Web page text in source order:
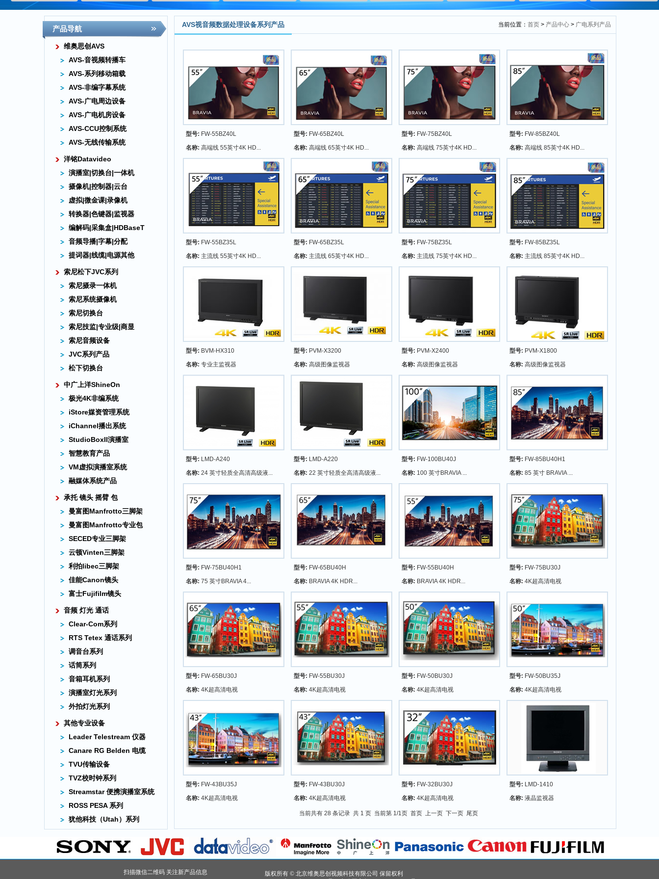
产品导航
维奥思创AVS
AVS-音视频转播车
AVS-系列移动箱载
AVS-非编字幕系统
AVS-广电周边设备
AVS-广电机房设备
AVS-CCU控制系统
AVS-无线传输系统
洋铭Datavideo
演播室|切换台|一体机
摄像机|控制器|云台
虚拟|微金课|录像机
转换器|色键器|监视器
编解码|采集盒|HDBaseT
音频导播|字幕|分配
提词器|线缆|电源其他
索尼松下JVC系列
索尼摄录一体机
索尼系统摄像机
索尼切换台
索尼技监|专业级|商显
索尼音频设备
JVC系列产品
松下切换台
中广上洋ShineOn
极光4K非编系统
iStore媒资管理系统
iChannel播出系统
StudioBoxII演播室
智慧教育产品
VM虚拟演播室系统
融媒体系统产品
承托 镜头 摇臂 包
曼富图Manfrotto三脚架
曼富图Manfrotto专业包
SECED专业三脚架
云顿Vinten三脚架
利拍libec三脚架
佳能Canon镜头
富士Fujifilm镜头
音频 灯光 通话
Clear-Com系列
RTS Tetex 通话系列
调音台系列
话筒系列
音箱耳机系列
演播室灯光系列
外拍灯光系列
其他专业设备
Leader Telestream 仪器
Canare RG Belden 电缆
TVU传输设备
TVZ校时钟系列
Streamstar 便携演播室系统
ROSS PESA 系列
犹他科技（Utah）系列
当前位置： 首页 > 产品中心 > 广电系列产品
AVS视音频数据处理设备系列产品
型号: FW-55BZ40L
名称: 高端线 55英寸4K HD...
型号: FW-65BZ40L
名称: 高端线 65英寸4K HD...
型号: FW-75BZ40L
名称: 高端线 75英寸4K HD...
型号: FW-85BZ40L
名称: 高端线 85英寸4K HD...
型号: FW-55BZ35L
名称: 主流线 55英寸4K HD...
型号: FW-65BZ35L
名称: 主流线 65英寸4K HD...
型号: FW-75BZ35L
名称: 主流线 75英寸4K HD...
型号: FW-85BZ35L
名称: 主流线 85英寸4K HD...
型号: BVM-HX310
名称: 专业主监视器
型号: PVM-X3200
名称: 高级图像监视器
型号: PVM-X2400
名称: 高级图像监视器
型号: PVM-X1800
名称: 高级图像监视器
型号: LMD-A240
名称: 24 英寸轻质全高清高级液...
型号: LMD-A220
名称: 22 英寸轻质全高清高级液...
型号: FW-100BU40J
名称: 100 英寸BRAVIA ...
型号: FW-85BU40H1
名称: 85 英寸 BRAVIA ...
型号: FW-75BU40H1
名称: 75 英寸BRAVIA 4...
型号: FW-65BU40H
名称: BRAVIA 4K HDR...
型号: FW-55BU40H
名称: BRAVIA 4K HDR...
型号: FW-75BU30J
名称: 4K超高清电视
型号: FW-65BU30J
名称: 4K超高清电视
型号: FW-55BU30J
名称: 4K超高清电视
型号: FW-50BU30J
名称: 4K超高清电视
型号: FW-50BU35J
名称: 4K超高清电视
型号: FW-43BU35J
名称: 4K超高清电视
型号: FW-43BU30J
名称: 4K超高清电视
型号: FW-32BU30J
名称: 4K超高清电视
型号: LMD-1410
名称: 液晶监视器
当前共有 28 条记录 共 1 页 当前第 1/1页 首页 上一页 下一页 尾页
扫描微信二维码 关注新产品信息
版权所有 © 北京维奥思创视频科技有限公司 保留权利